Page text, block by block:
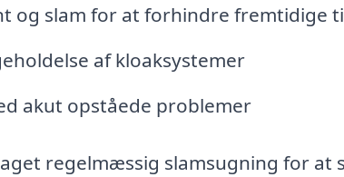
og slam for at forhindre fremtidige
af kloaksystemer
akut opståede problemer
regelmæssig slamsugning for at